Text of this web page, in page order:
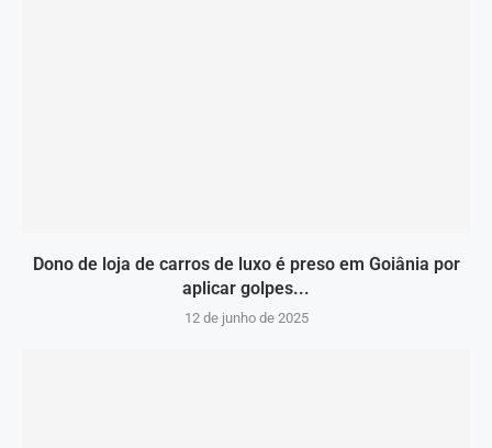
Dono de loja de carros de luxo é preso em Goiânia por
aplicar golpes...
12 de junho de 2025